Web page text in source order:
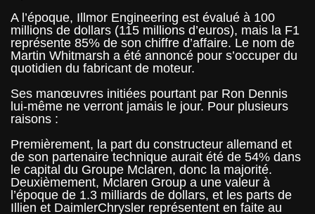
A l’époque, Illmor Engineering est évalué à 100
millions de dollars (115 millions d’euros), mais la F1
représente 85% de son chiffre d’affaire. Le nom de
Martin Whitmarsh a été annoncé pour s’occuper du
quotidien du fabricant de moteur.
Ses manœuvres initiées pourtant par Ron Dennis
lui-même ne verront jamais le jour. Pour plusieurs
raisons :
Premièrement, la part du constructeur allemand et
de son partenaire technique aurait été de 54% dans
le capital du Groupe Mclaren, donc la majorité.
Deuxièmement, Mclaren Group a une valeur à
l’époque de 1.3 milliards de dollars, et les parts de
Illien et DaimlerChrysler représentent en faite au